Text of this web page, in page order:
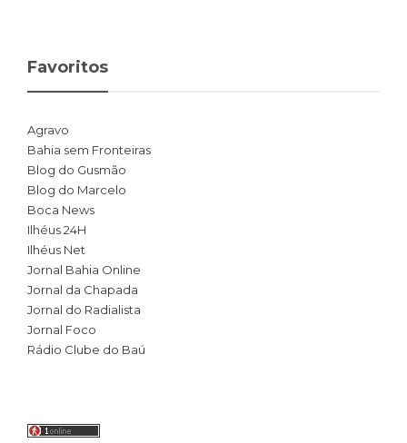
Favoritos
Agravo
Bahia sem Fronteiras
Blog do Gusmão
Blog do Marcelo
Boca News
Ilhéus 24H
Ilhéus Net
Jornal Bahia Online
Jornal da Chapada
Jornal do Radialista
Jornal Foco
Rádio Clube do Baú